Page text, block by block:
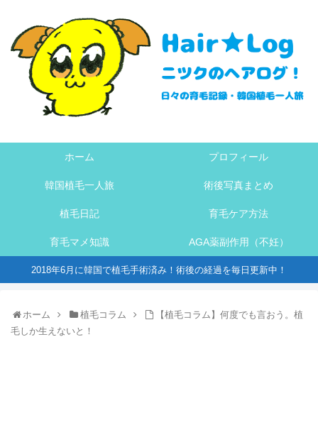
ホーム プロフィール
韓国植毛一人旅 術後写真まとめ
植毛日記 育毛ケア方法
育毛マメ知識 AGA薬副作用（不妊）
2018年6月に韓国で植毛手術済み！術後の経過を毎日更新中！
ホーム 植毛コラム
【植毛コラム】何度でも言おう。植
毛しか生えないと！